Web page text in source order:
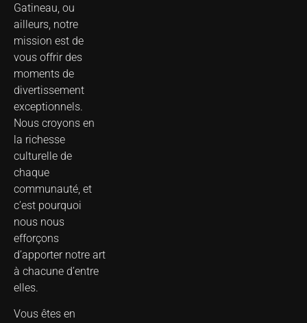
Gatineau, ou
ailleurs, notre
mission est de
vous offrir des
moments de
divertissement
exceptionnels.
Nous croyons en
la richesse
culturelle de
chaque
communauté, et
c’est pourquoi
nous nous
efforçons
d’apporter notre art
à chacune d’entre
elles.
Vous êtes en